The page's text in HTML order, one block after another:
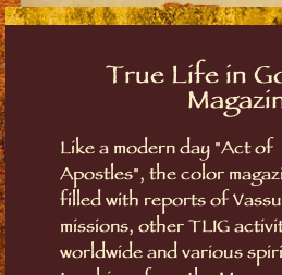
True Life in
Like a modern day "Act of
Apostles", the color
filled with reports of
missions, other TLIG
worldwide and various